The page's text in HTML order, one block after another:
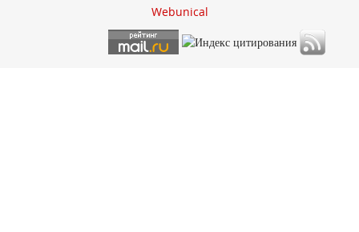
Webunical